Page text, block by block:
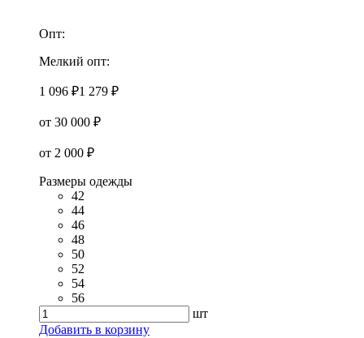
Опт:
Мелкий опт:
1 096 ₽1 279 ₽
от 30 000 ₽
от 2 000 ₽
Размеры одежды
42
44
46
48
50
52
54
56
шт
Добавить в корзину